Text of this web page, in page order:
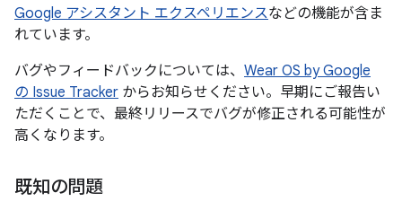
Google アシスタント エクスペリエンスなどの機能が含ま
れています。
バグやフィードバックについては、 Wear OS by Google
の Issue Tracker からお知らせください。早期にご報告い
ただくことで、最終リリースでバグが修正される可能性が
高くなります。
既知の問題